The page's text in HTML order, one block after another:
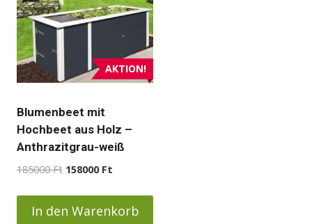
mehrere
Varianten
auf.
Die
Optionen
können
auf
der
werden
AKTION!
Blumenbeet mit
Hochbeet aus Holz –
Anthrazitgrau-weiß
185000Ft Ursprünglicher
war:
185000 Ft
158000 Ft
ist:
158000 Ft.
In den Warenkorb